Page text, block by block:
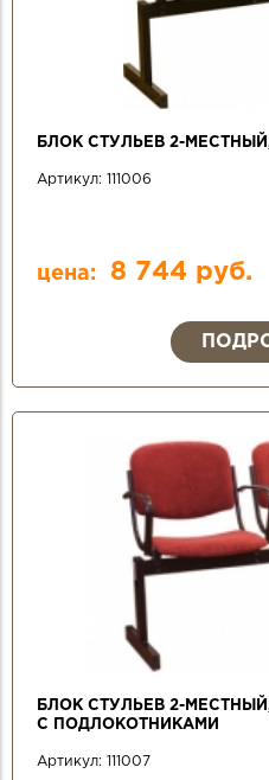
БЛОК СТУЛЬЕВ 2-
Артикул: 111006
цена: 8 744 руб.
БЛОК СТУЛЬЕВ 2-
С ПОДЛОКОТНИКАМИ
Артикул: 111007